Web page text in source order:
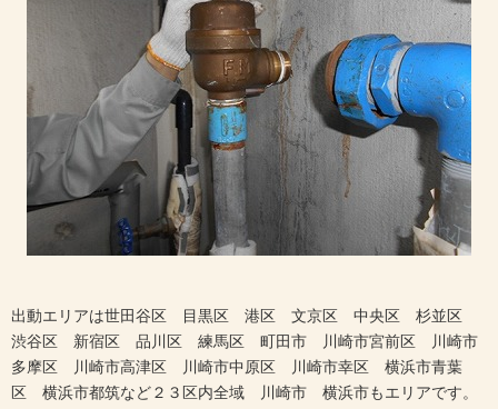
出動エリアは世田谷区 目黒区 港区 文京区 中央区 杉並区
渋谷区 新宿区 品川区 練馬区 町田市 川崎市宮前区 川崎市
多摩区 川崎市高津区 川崎市中原区 川崎市幸区 横浜市青葉
区 横浜市都筑など２３区内全域 川崎市 横浜市もエリアです。